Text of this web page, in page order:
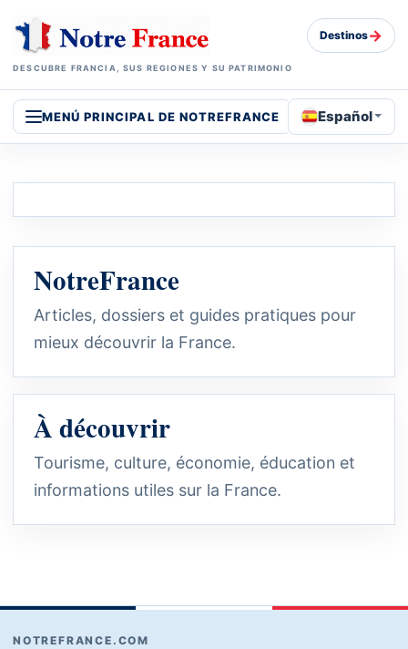
DESCUBRE FRANCIA, SUS REGIONES Y SU PATRIMONIO
Destinos→
MENÚ PRINCIPAL DE NOTREFRANCE Español
NotreFrance
Articles, dossiers et guides pratiques pour
mieux découvrir la France.
À découvrir
Tourisme, culture, économie, éducation et
informations utiles sur la France.
NOTREFRANCE.COM